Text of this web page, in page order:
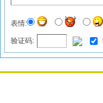
表情:
验证码: